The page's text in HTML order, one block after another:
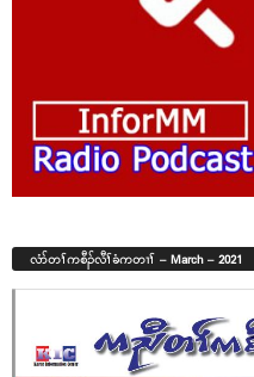
လံာ်တၢ်ကစီၣ်လီၢ်ခံကတၢၢ် – March – 2021